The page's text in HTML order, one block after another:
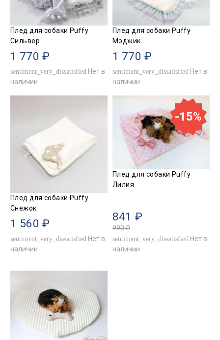
Плед для собаки Puffy
Сильвер
1 770 ₽
sentiment_very_dissatisfied Нет в
наличии
Плед для собаки Puffy
Мэджик
1 770 ₽
sentiment_very_dissatisfied Нет в
наличии
Плед для собаки Puffy
Снежок
1 560 ₽
sentiment_very_dissatisfied Нет в
наличии
Плед для собаки Puffy
Лилия
-15%
841 ₽
990 ₽
sentiment_very_dissatisfied Нет в
наличии